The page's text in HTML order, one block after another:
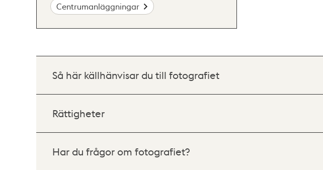
Centrumanläggningar
Så här källhänvisar du till fotografiet
Rättigheter
Har du frågor om fotografiet?